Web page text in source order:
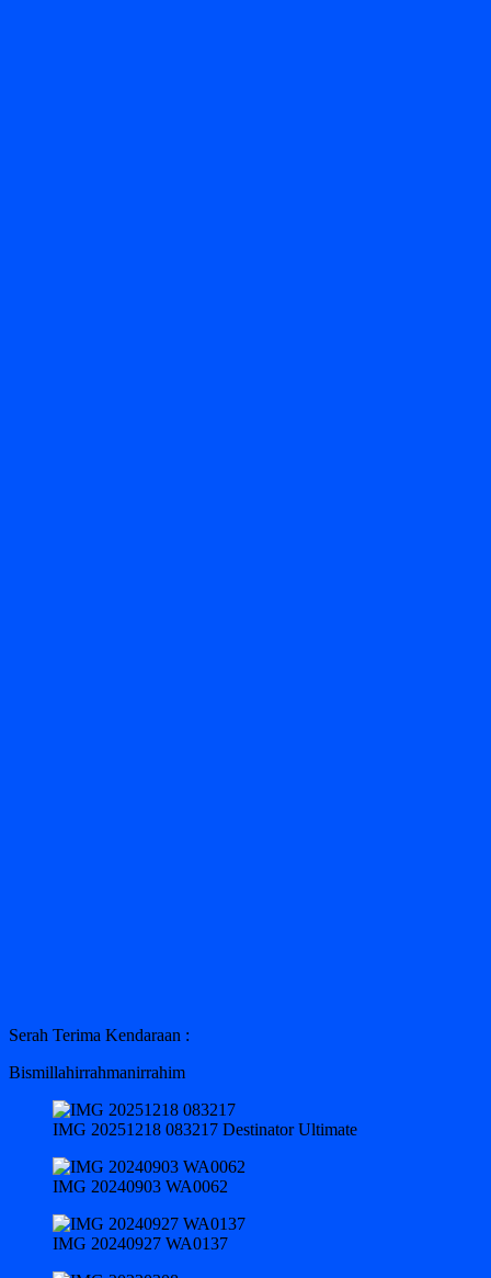
Serah Terima Kendaraan :
Bismillahirrahmanirrahim
IMG 20251218 083217 Destinator Ultimate
IMG 20240903 WA0062
IMG 20240927 WA0137